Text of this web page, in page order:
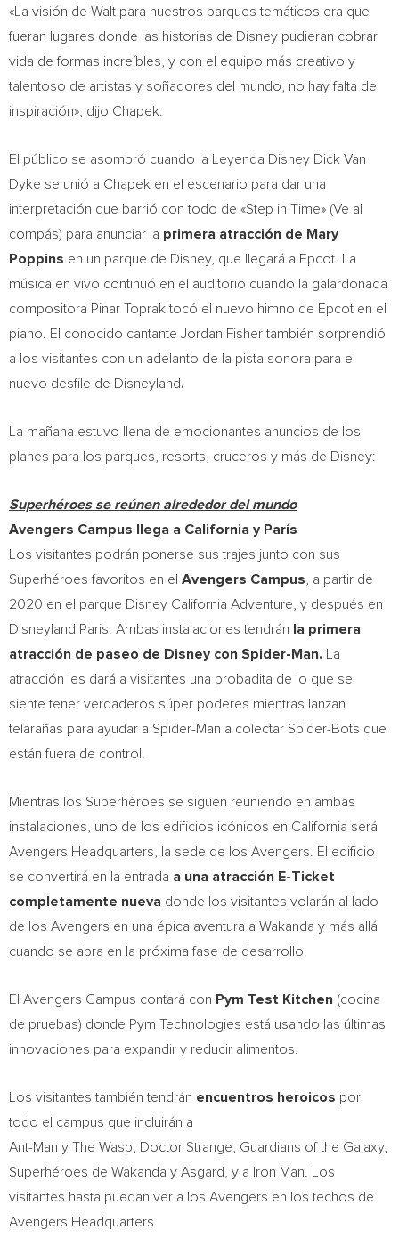
«La visión de Walt para nuestros parques temáticos era que
fueran lugares donde las historias de Disney pudieran cobrar
vida de formas increíbles, y con el equipo más creativo y
talentoso de artistas y soñadores del mundo, no hay falta de
inspiración», dijo Chapek.
El público se asombró cuando la
Leyenda Disney Dick Van
Dyke se unió a Chapek en el escenario para dar una
interpretación que barrió con todo de «Step in Time» (Ve al
compás) para anunciar la primera atracción de Mary
Poppins en un parque de Disney, que llegará a Epcot. La
música en vivo continuó en el auditorio cuando la galardonada
compositora Pinar Topraktocó el nuevo himno de Epcot en el
piano. El conocido cantante Jordan Fisher también sorprendió
a los visitantes con un adelanto de la pista sonora para el
nuevo desfile de Disneyland.
La mañana estuvo llena de emocionantes anuncios de los
planes para los parques, resorts, cruceros y más de Disney:
Superhéroes se reúnen alrededor del mundo
Avengers Campus llega a California y París
Los visitantes podrán ponerse sus trajes junto con sus
Superhéroes favoritos en el Avengers Campus , a partir de
2020 en el parque Disney California Adventure, y después en
Disneyland Paris. Ambas instalaciones tendrán
la primera
atracción de paseo de Disney con Spider-Man. La
atracción les dará a visitantes una probadita de lo que se
siente tener verdaderos súper poderes mientras lanzan
telarañas para ayudar a Spider-Man a colectar Spider-Bots que
están fuera de control.
Mientras los Superhéroes se siguen reuniendo en ambas
instalaciones, uno de los edificios icónicos en California será
Avengers Headquarters, la sede de los Avengers. El edificio
se convertirá en la entrada a una atracción E-Ticket
completamente nueva donde los visitantes volarán al lado
de los Avengers en una épica aventura a Wakanda y más allá
cuando se abra en la próxima fase de desarrollo.
El Avengers Campus contará con Pym Test Kitchen (cocina
de pruebas) donde Pym Technologies está usando las últimas
innovaciones para expandir y reducir alimentos.
Los visitantes también tendrán encuentros heroicos por
todo el campus que incluirán a
Ant-Man y The Wasp, Doctor Strange, Guardians of the Galaxy,
Superhéroes de Wakanda y Asgard, y a Iron Man. Los
visitantes hasta puedan ver a los Avengers en los techos de
Avengers Headquarters.